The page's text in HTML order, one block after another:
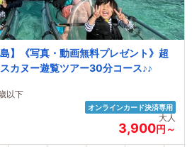
】《写真・動画無料プレゼント》超
カヌー遊覧ツアー30分コース♪♪
以下
オンラインカード決済専用
大人
3,900円～